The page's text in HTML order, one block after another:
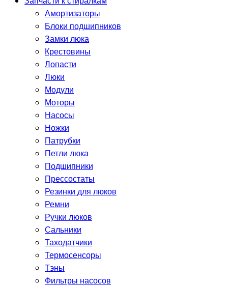
Амортизаторы
Блоки подшипников
Замки люка
Крестовины
Лопасти
Люки
Модули
Моторы
Насосы
Ножки
Патрубки
Петли люка
Подшипники
Прессостаты
Резинки для люков
Ремни
Ручки люков
Сальники
Таходатчики
Термосенсоры
Тэны
Фильтры насосов